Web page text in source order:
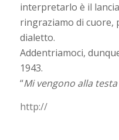
interpretarlo è il
ringraziamo di cuore,
dialetto.
Addentriamoci,
1943.
“Mi vengono alla
http://